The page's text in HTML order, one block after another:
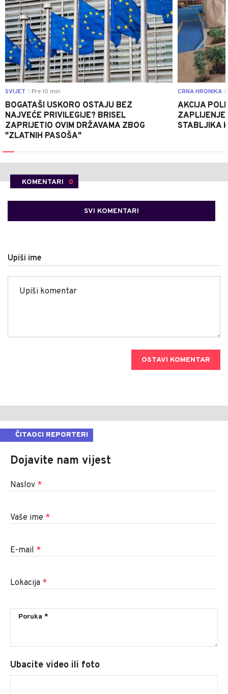
SVIJET Pre 10 min
BOGATAŠI USKORO OSTAJU BEZ
NAJVEĆE PRIVILEGIJE? BRISEL
ZAPRIJETIO OVIM DRŽAVAMA ZBOG
"ZLATNIH PASOŠA"
CRNA HRONIKA
AKCIJA
STABLJIKA
KOMENTARI 0
SVI KOMENTARI
Upiši ime
OSTAVI KOMENTAR
ČITAOCI REPORTERI
Dojavite nam vijest
Naslov *
Vaše ime *
E-mail *
Lokacija *
Ubacite video ili foto